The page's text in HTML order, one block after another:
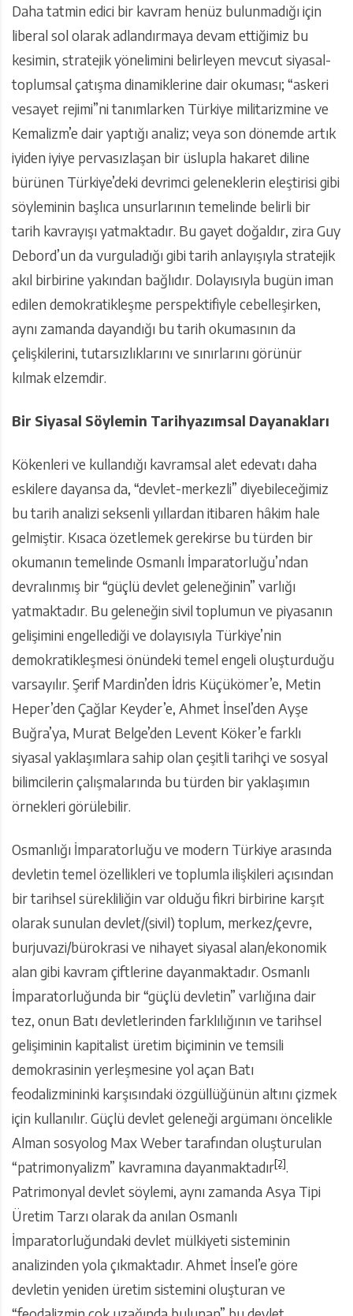
Daha tatmin edici bir kavram henüz bulunmadığı için
liberal sol olarak adlandırmaya devam ettiğimiz bu
kesimin, stratejik yönelimini belirleyen mevcut siyasal-
toplumsal çatışma dinamiklerine dair okuması; “askeri
vesayet rejimi”ni tanımlarken Türkiye militarizmine ve
Kemalizm’e dair yaptığı analiz; veya son dönemde artık
iyiden iyiye pervasızlaşan bir üslupla hakaret diline
bürünen Türkiye’deki devrimci geleneklerin eleştirisi gibi
söyleminin başlıca unsurlarının temelinde belirli bir
tarih kavrayışı yatmaktadır. Bu gayet doğaldır, zira Guy
Debord’un da vurguladığı gibi tarih anlayışıyla stratejik
akıl birbirine yakından bağlıdır. Dolayısıyla bugün iman
edilen demokratikleşme perspektifiyle cebelleşirken,
aynı zamanda dayandığı bu tarih okumasının da
çelişkilerini, tutarsızlıklarını ve sınırlarını görünür
kılmak elzemdir.
Bir Siyasal Söylemin Tarihyazımsal Dayanakları
Kökenleri ve kullandığı kavramsal alet edevatı daha
eskilere dayansa da, “devlet-merkezli” diyebileceğimiz
bu tarih analizi seksenli yıllardan itibaren hâkim hale
gelmiştir. Kısaca özetlemek gerekirse bu türden bir
okumanın temelinde Osmanlı İmparatorluğu’ndan
devralınmış bir “güçlü devlet geleneğinin” varlığı
yatmaktadır. Bu geleneğin sivil toplumun ve piyasanın
gelişimini engellediği ve dolayısıyla Türkiye’nin
demokratikleşmesi önündeki temel engeli oluşturduğu
varsayılır. Şerif Mardin’den İdris Küçükömer’e, Metin
Heper’den Çağlar Keyder’e, Ahmet İnsel’den Ayşe
Buğra’ya, Murat Belge’den Levent Köker’e farklı
siyasal yaklaşımlara sahip olan çeşitli tarihçi ve sosyal
bilimcilerin çalışmalarında bu türden bir yaklaşımın
örnekleri görülebilir.
Osmanlığı İmparatorluğu ve modern Türkiye arasında
devletin temel özellikleri ve toplumla ilişkileri açısından
bir tarihsel sürekliliğin var olduğu fikri birbirine karşıt
olarak sunulan devlet/(sivil) toplum, merkez/çevre,
burjuvazi/bürokrasi ve nihayet siyasal alan/ekonomik
alan gibi kavram çiftlerine dayanmaktadır. Osmanlı
İmparatorluğunda bir “güçlü devletin” varlığına dair
tez, onun Batı devletlerinden farklılığının ve tarihsel
gelişiminin kapitalist üretim biçiminin ve temsili
demokrasinin yerleşmesine yol açan Batı
feodalizmininki karşısındaki özgüllüğünün altını çizmek
için kullanılır. Güçlü devlet geleneği argümanı öncelikle
Alman sosyolog Max Weber tarafından oluşturulan
“patrimonyalizm” kavramına dayanmaktadır[2].
Patrimonyal devlet söylemi, aynı zamanda Asya Tipi
Üretim Tarzı olarak da anılan Osmanlı
İmparatorluğundaki devlet mülkiyeti sisteminin
analizinden yola çıkmaktadır. Ahmet İnsel’e göre
devletin yeniden üretim sistemini oluşturan ve